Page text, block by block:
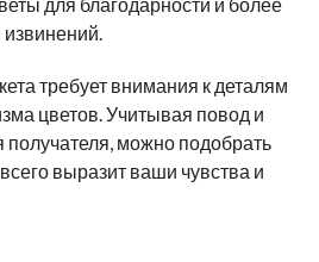
требует внимания к деталям
цветов. Учитывая повод и
можно подобрать
выразит ваши чувства и